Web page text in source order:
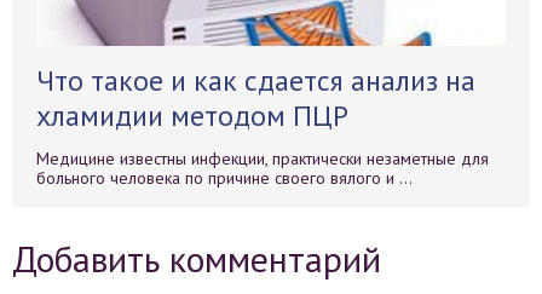
Что такое и как сдается анализ на
хламидии методом ПЦР
Медицине известны инфекции, практически незаметные для
больного человека по причине своего вялого и ...
Добавить комментарий